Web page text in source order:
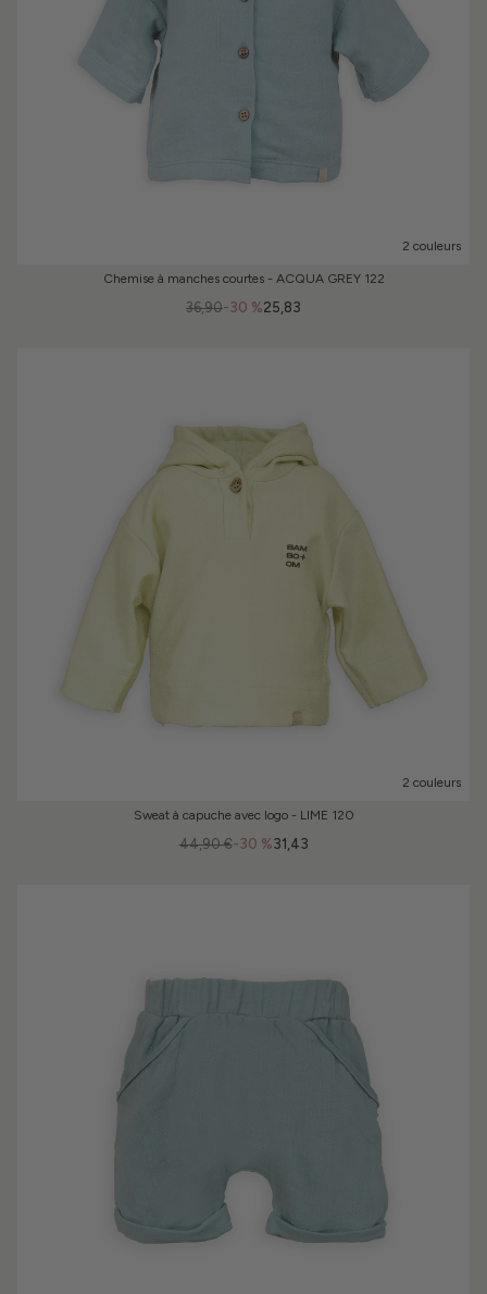
2 couleurs
Chemise à manches courtes - ACQUA GREY 122
-30 %
36,90 25,83
2 couleurs
Sweat à capuche avec logo - LIME 120
-30 %
44,90 € 31,43